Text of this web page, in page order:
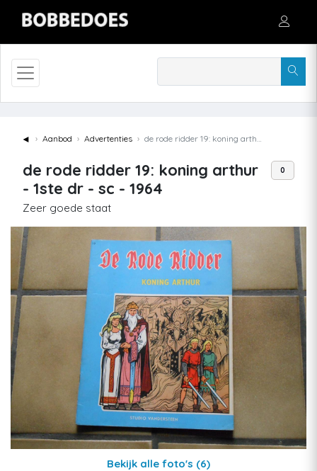
◄ Aanbod Advertenties de rode ridder 19: koning arthur - 1ste dr - sc - 1964
de rode ridder 19: koning arthur
- 1ste dr - sc - 1964
Zeer goede staat
0
Bekijk alle foto's (6)